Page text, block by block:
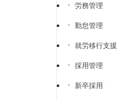
労務管理
勤怠管理
就労移行支援
採用管理
新卒採用